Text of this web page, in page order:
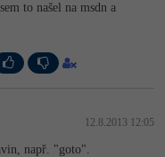
to našel na msdn a
12.8.2013 12:05
např. "goto".